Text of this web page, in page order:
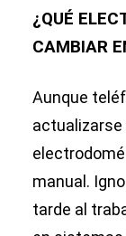
¿QUÉ
CAMBIAR
Aunque
actualizarse
manual.
tarde al